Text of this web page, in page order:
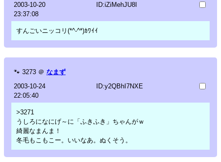
2003-10-20
23:37:08
ID:iZiMehJU8I
すんごいニッコリ(*^-^*)ｶﾜｲｲ
🐾 3273 ＠ なまず
2003-10-24
22:05:40
ID:y2QBhI7NXE
>3271
うしろになにげ～に「ふきふき」ちゃんがｗ
綺麗なまんま！
冬毛もこもこー。いいなあ。ぬくそう。